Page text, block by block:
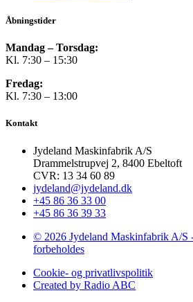
Åbningstider
Mandag – Torsdag:
Kl. 7:30 – 15:30
Fredag:
Kl. 7:30 – 13:00
Kontakt
Jydeland Maskinfabrik A/S
Drammelstrupvej 2, 8400 Ebeltoft
CVR: 13 34 60 89
jydeland@jydeland.dk
+45 86 36 33 00
+45 86 36 39 33
© 2026 Jydeland Maskinfabrik A/S
forbeholdes
Cookie- og privatlivspolitik
Created by Radio ABC